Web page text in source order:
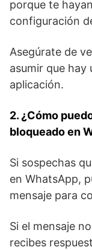
porque te
configuración
Asegúrate de
asumir que hay⁣
aplicación.
2. ¿Cómo
bloqueado en
Si sospechas
en​ WhatsApp,
mensaje ‍para
Si el mensaje
recibes